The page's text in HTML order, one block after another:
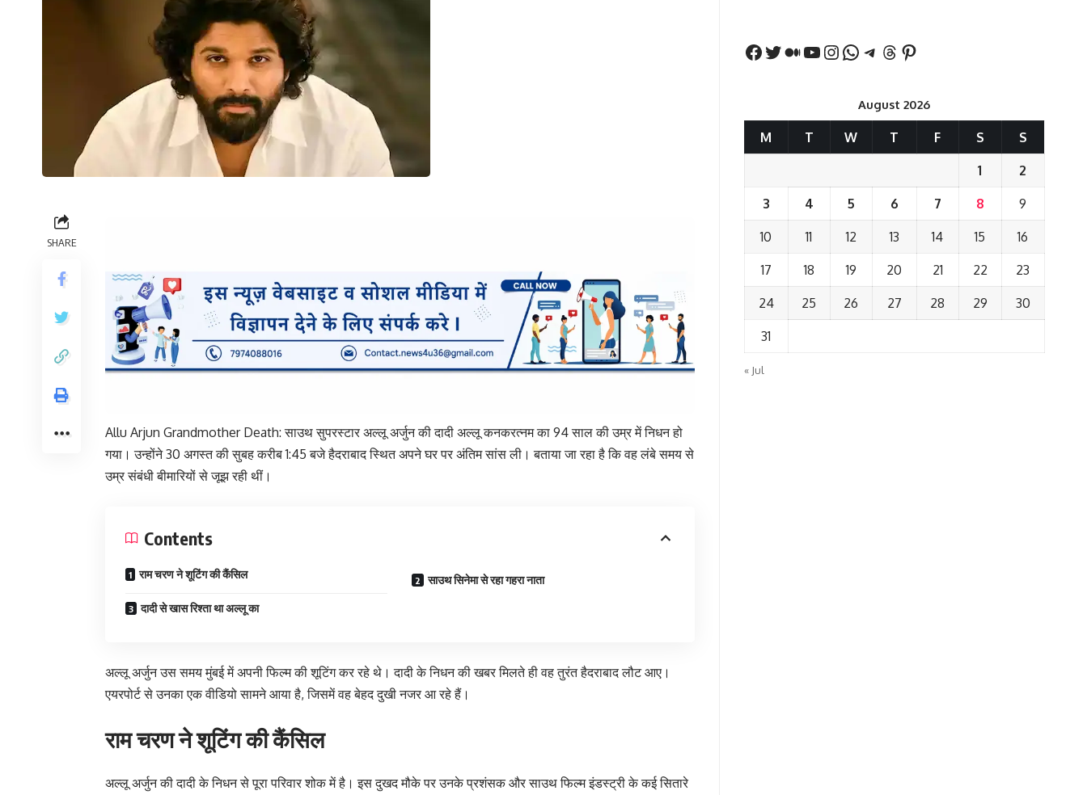
SHARE
Allu Arjun Grandmother Death: साउथ सुपरस्टार अल्लू अर्जुन की दादी अल्लू कनकरत्नम का 94 साल की उम्र में निधन हो
गया। उन्होंने 30 अगस्त की सुबह करीब 1:45 बजे हैदराबाद स्थित अपने घर पर अंतिम सांस ली। बताया जा रहा है कि वह लंबे समय से
उम्र संबंधी बीमारियों से जूझ रही थीं।
Contents
राम चरण ने शूटिंग की कैंसिल साउथ सिनेमा से रहा गहरा नाता
दादी से खास रिश्ता था अल्लू का
अल्लू अर्जुन उस समय मुंबई में अपनी फिल्म की शूटिंग कर रहे थे। दादी के निधन की खबर मिलते ही वह तुरंत हैदराबाद लौट आए।
एयरपोर्ट से उनका एक वीडियो सामने आया है, जिसमें वह बेहद दुखी नजर आ रहे हैं।
राम चरण ने शूटिंग की कैंसिल
अल्लू अर्जुन की दादी के निधन से पूरा परिवार शोक में है। इस दुखद मौके पर उनके प्रशंसक और साउथ फिल्म इंडस्ट्री के कई सितारे
August 2026
M T W T F S S
1 2
3 4 5 6 7 8 9
10 11 12 13 14 15 16
17 18 19 20 21 22 23
24 25 26 27 28 29 30
31
« Jul